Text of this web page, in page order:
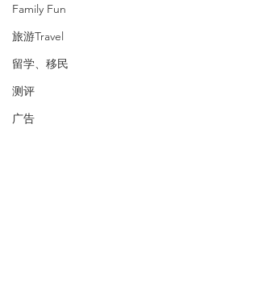
Family Fun
旅游Travel
留学、移民
测评
广告